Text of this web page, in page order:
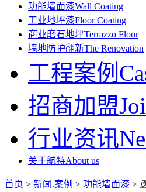
功能墙面漆Wall Coating
工业地坪漆Floor Coating
商业磨石地坪Terrazzo Floor
墙地防护翻新The Renovation
工程案例
招商加盟
行业资讯
关于航特About us
首页 > 新闻.案例 > 功能墙面漆 >